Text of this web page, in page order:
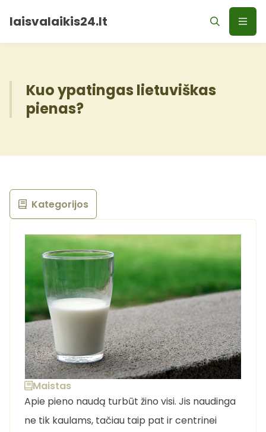
laisvalaikis24.lt
Kuo ypatingas lietuviškas
pienas?
Maistas
Apie pieno naudą turbūt žino visi. Jis naudinga
ne tik kaulams, tačiau taip pat ir centrinei
Kategorijos